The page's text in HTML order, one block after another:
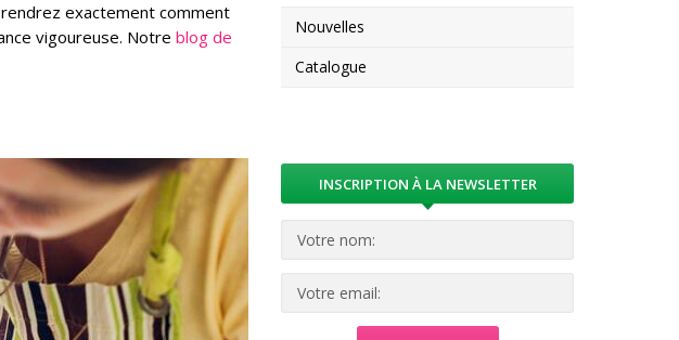
exactement comment
vigoureuse. Notre blog de
Nouvelles
Catalogue
INSCRIPTION À LA NEWSLETTER